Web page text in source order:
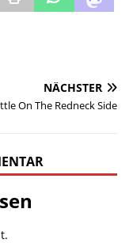
NÄCHSTER
On The Redneck Side